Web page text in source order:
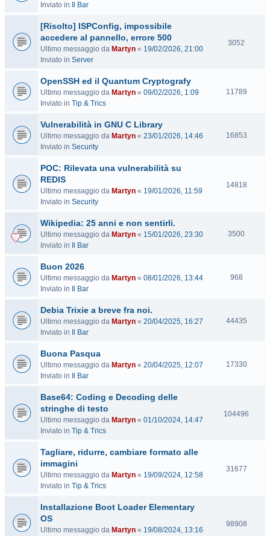
Inviato in
Il Bar
[Risolto] ISPConfig, impossibile
accedere al pannello, errore 500
Ultimo messaggio da Martyn « 19/02/2026, 21:00
Inviato in Server
3052
e
OpenSSH ed il Quantum Cryptografy
Ultimo messaggio da Martyn « 09/02/2026, 1:09
Inviato in Tip & Trics
11789V
t
Vulnerabilità in GNU C Library
Ultimo messaggio da Martyn « 23/01/2026, 14:46
Inviato in Security
16853V
e
POC: Rilevata una vulnerabilità su
REDIS
Ultimo messaggio da Martyn « 19/01/2026, 11:59
Inviato in Security
14818V
Wikipedia: 25 anni e non sentirli.
Ultimo messaggio da Martyn « 15/01/2026, 23:30
Inviato in
Il Bar
3500V
Buon 2026
Ultimo messaggio da Martyn « 08/01/2026, 13:44
Inviato in
Il Bar
968V
t
Debia Trixie a breve fra noi.
Ultimo messaggio da Martyn « 20/04/2025, 16:27
Inviato in
Il Bar
44435V
t
Buona Pasqua
Ultimo messaggio da Martyn « 20/04/2025, 12:07
Inviato in
Il Bar
17330V
e
Base64: Coding e Decoding delle
stringhe di testo
Ultimo messaggio da Martyn « 01/10/2024, 14:47
Inviato in Tip & Trics
104496
Tagliare, ridurre, cambiare formato alle
immagini
Ultimo messaggio da Martyn « 19/09/2024, 12:58
Inviato in Tip & Trics
31677V
e
Installazione Boot Loader Elementary
OS
Ultimo messaggio da Martyn « 19/08/2024, 13:16
98908V